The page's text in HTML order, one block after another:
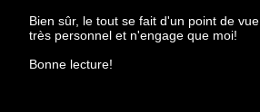
Bien sûr, le tout se fait d'un point de vue
très personnel et n'engage que moi!
Bonne lecture!